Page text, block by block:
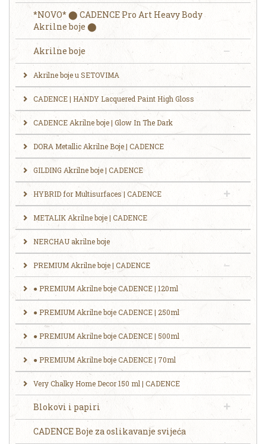
*NOVO* ⬤ CADENCE Pro Art Heavy Body
Akrilne boje ⬤
Akrilne boje
Akrilne boje u SETOVIMA
CADENCE | HANDY Lacquered Paint High Gloss
CADENCE Akrilne boje | Glow In The Dark
DORA Metallic Akrilne Boje | CADENCE
GILDING Akrilne boje | CADENCE
HYBRID for Multisurfaces | CADENCE
METALIK Akrilne boje | CADENCE
NERCHAU akrilne boje
PREMIUM Akrilne boje | CADENCE
● PREMIUM Akrilne boje CADENCE | 120ml
● PREMIUM Akrilne boje CADENCE | 250ml
​● ‎‎PREMIUM Akrilne boje CADENCE | 500ml
● PREMIUM Akrilne boje CADENCE | 70ml
Very Chalky Home Decor 150 ml | CADENCE
Blokovi i papiri
CADENCE Boje za oslikavanje svijeća